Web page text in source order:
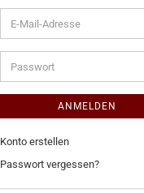
E-
Mail-
Adresse
Passwort
ANMELDEN
Konto erstellen
Passwort vergessen?